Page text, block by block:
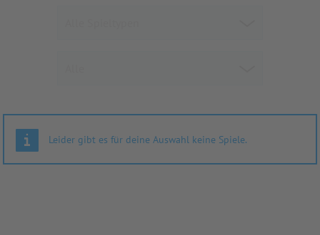
Leider gibt es für deine Auswahl keine Spiele.